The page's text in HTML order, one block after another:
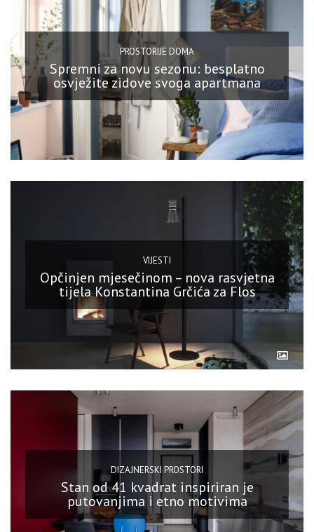
PROSTORIJE DOMA
Spremni za novu sezonu: besplatno
osvježite zidove svoga apartmana
VIJESTI
Opčinjen mjesečinom – nova rasvjetna
tijela Konstantina Grčića za Flos
DIZAJNERSKI PROSTORI
Stan od 41 kvadrat inspiriran je
putovanjima i etno motivima